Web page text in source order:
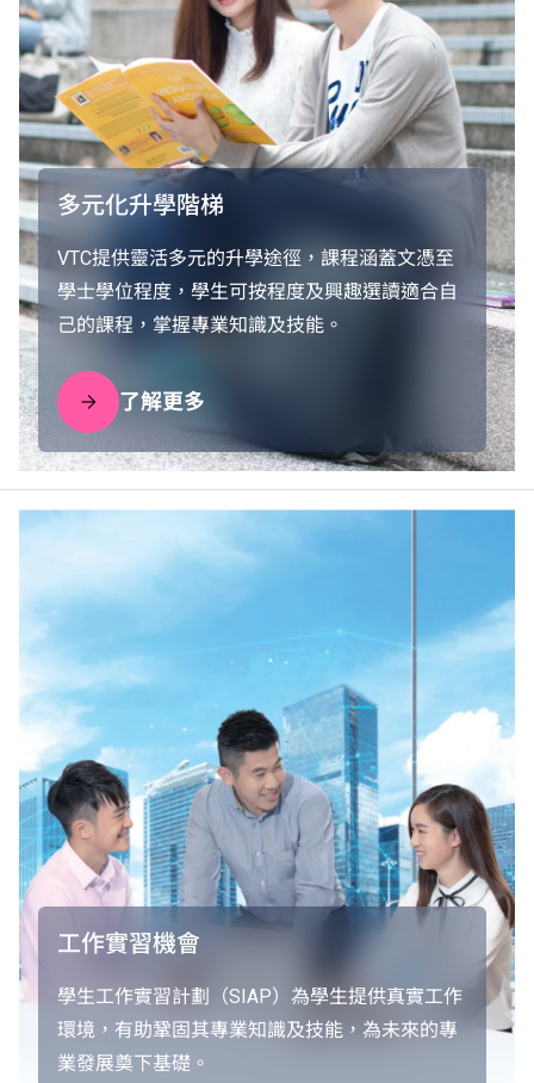
多元化升學階梯
VTC提供靈活多元的升學途徑，課程涵蓋文憑至
學士學位程度，學生可按程度及興趣選讀適合自
己的課程，掌握專業知識及技能。
了解更多
工作實習機會
學生工作實習計劃（SIAP）為學生提供真實工作
環境，有助鞏固其專業知識及技能，為未來的專
業發展奠下基礎。